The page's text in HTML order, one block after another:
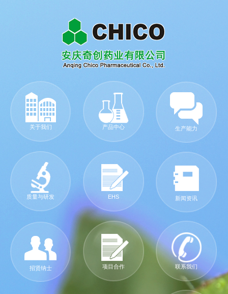
关于我们 产品中心 生产能力
质量与研发 EHS 新闻资讯
招贤纳士 项目合作 联系我们